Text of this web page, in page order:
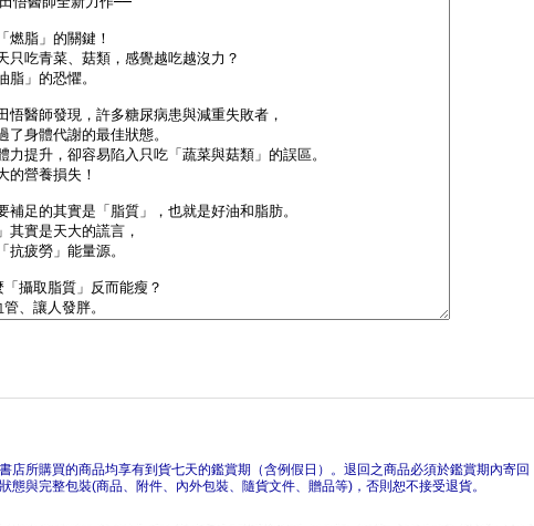
店所購買的商品均享有到貨七天的鑑賞期（含例假日）。退回之商品必須於鑑賞期內寄回
態與完整包裝(商品、附件、內外包裝、隨貨文件、贈品等)，否則恕不接受退貨。